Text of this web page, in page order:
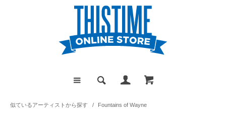
似ているアーティストから探す / Fountains of Wayne